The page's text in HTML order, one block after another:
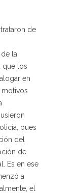
de
la
que los
en
pues
del
de
Es en ese
a
el